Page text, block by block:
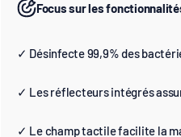
Focus sur les
✓ Désinfecte 99,9% des
✓ Les réflecteurs intégrés
✓ Le champ tactile facilite la